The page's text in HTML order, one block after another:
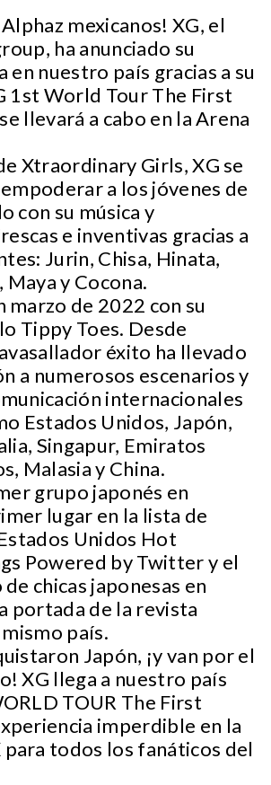
mexicanos! XG, el
ha anunciado su
en nuestro país gracias a su
1st World Tour The First
llevará a cabo en la Arena
Xtraordinary Girls, XG se
a los jóvenes de
con su música y
e inventivas gracias a
Jurin, Chisa, Hinata,
Maya y Cocona.
marzo de 2022 con su
Tippy Toes. Desde
éxito ha llevado
a numerosos escenarios y
internacionales
Estados Unidos, Japón,
Singapur, Emiratos
Malasia y China.
grupo japonés en
lugar en la lista de
Unidos Hot
Powered by Twitter y el
chicas japonesas en
portada de la revista
país.
Japón, ¡y van por el
XG llega a nuestro país
TOUR The First
imperdible en la
todos los fanáticos del